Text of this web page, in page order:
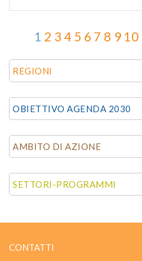
1 2 3 4 5 6 7 8 9 10
REGIONI
OBIETTIVO AGENDA 2030
AMBITO DI AZIONE
SETTORI-PROGRAMMI
CONTATTI